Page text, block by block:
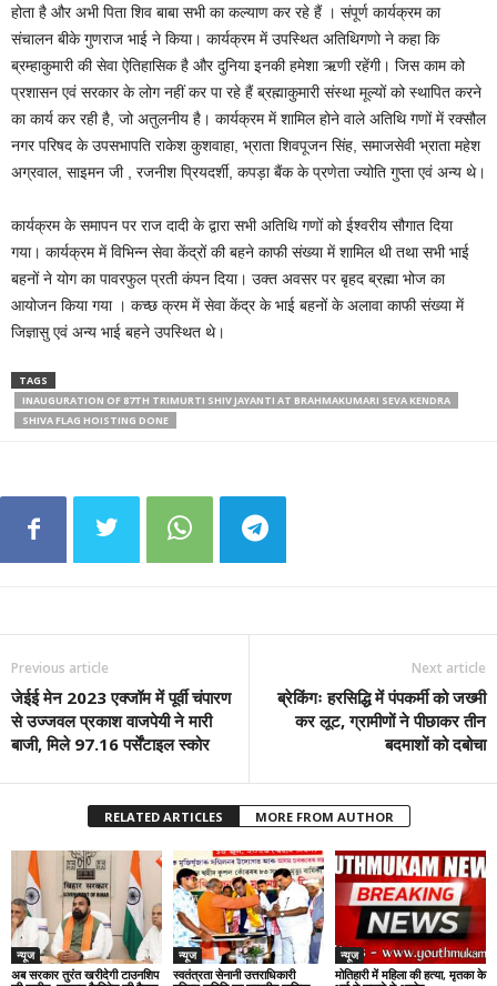
होता है और अभी पिता शिव बाबा सभी का कल्याण कर रहे हैं । संपूर्ण कार्यक्रम का
संचालन बीके गुणराज भाई ने किया। कार्यक्रम में उपस्थित अतिथिगणो ने कहा कि
ब्रम्हाकुमारी की सेवा ऐतिहासिक है और दुनिया इनकी हमेशा ऋणी रहेंगी। जिस काम को
प्रशासन एवं सरकार के लोग नहीं कर पा रहे हैं ब्रह्माकुमारी संस्था मूल्यों को स्थापित करने
का कार्य कर रही है, जो अतुलनीय है। कार्यक्रम में शामिल होने वाले अतिथि गणों में रक्सौल
नगर परिषद के उपसभापति राकेश कुशवाहा, भ्राता शिवपूजन सिंह, समाजसेवी भ्राता महेश
अग्रवाल, साइमन जी , रजनीश प्रियदर्शी, कपड़ा बैंक के प्रणेता ज्योति गुप्ता एवं अन्य थे।
कार्यक्रम के समापन पर राज दादी के द्वारा सभी अतिथि गणों को ईश्वरीय सौगात दिया
गया। कार्यक्रम में विभिन्न सेवा केंद्रों की बहने काफी संख्या में शामिल थी तथा सभी भाई
बहनों ने योग का पावरफुल प्रती कंपन दिया। उक्त अवसर पर बृहद ब्रह्मा भोज का
आयोजन किया गया । कच्छ क्रम में सेवा केंद्र के भाई बहनों के अलावा काफी संख्या में
जिज्ञासु एवं अन्य भाई बहने उपस्थित थे।
TAGS
INAUGURATION OF 87TH TRIMURTI SHIV JAYANTI AT BRAHMAKUMARI SEVA KENDRA
SHIVA FLAG HOISTING DONE
Previous article
जेईई मेन 2023 एक्जॉम में पूर्वी चंपारण
से उज्जवल प्रकाश वाजपेयी ने मारी
बाजी, मिले 97.16 पर्सेंटाइल स्कोर
Next article
ब्रेकिंगः हरसिद्धि में पंपकर्मी को जख्मी
कर लूट, ग्रामीणों ने पीछाकर तीन
बदमाशों को दबोचा
RELATED ARTICLES MORE FROM AUTHOR
न्यूज
अब सरकार तुरंत खरीदेगी टाउनशिप
न्यूज
स्वतंत्रता सेनानी उत्तराधिकारी
न्यूज
मोतिहारी में महिला की हत्या, मृतका के